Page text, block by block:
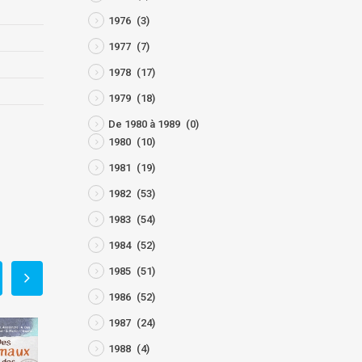
1976 (3)
1977 (7)
1978 (17)
1979 (18)
De 1980 à 1989 (0)
1980 (10)
1981 (19)
1982 (53)
1983 (54)
1984 (52)
1985 (51)
1986 (52)
1987 (24)
1988 (4)